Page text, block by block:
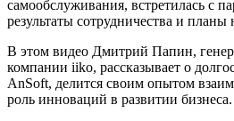
самообслуживания, встретилась с
результаты сотрудничества и планы
В этом видео Дмитрий Папин,
компании iiko, рассказывает о
AnSoft, делится своим опытом
роль инноваций в развитии бизнеса.